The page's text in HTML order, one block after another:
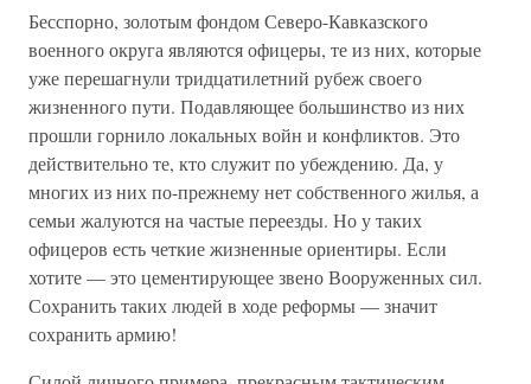
Бесспорно, золотым фондом Северо-Кавказского
военного округа являются офицеры, те из них, которые
уже перешагнули тридцатилетний рубеж своего
жизненного пути. Подавляющее большинство из них
прошли горнило локальных войн и конфликтов. Это
действительно те, кто служит по убеждению. Да, у
многих из них по-прежнему нет собственного жилья, а
семьи жалуются на частые переезды. Но у таких
офицеров есть четкие жизненные ориентиры. Если
хотите — это цементирующее звено Вооруженных сил.
Сохранить таких людей в ходе реформы — значит
сохранить армию!